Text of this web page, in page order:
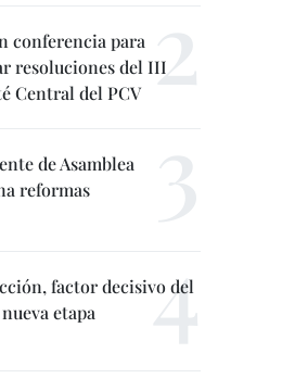
conferencia para
resoluciones del III
Central del PCV
de Asamblea
reformas
factor decisivo del
etapa